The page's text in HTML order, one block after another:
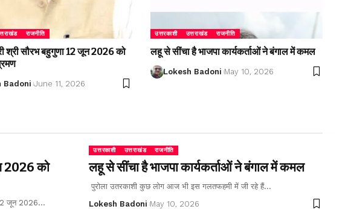
राजनीति
श्री सौरभ बहुगुणा 12 जून 2026 को
Badoni June 11, 2026
उत्तरकाशी उत्तराखंड राजनीति
लहू से सींचा है भाजपा कार्यकर्ताओं ने बंगाल में कमल
Lokesh Badoni May 10, 2026
2026 को
12 जून 2026…
उत्तरकाशी उत्तराखंड राजनीति
लहू से सींचा है भाजपा कार्यकर्ताओं ने बंगाल में कमल
पुरोला उतरकाशी कुछ लोग आज भी इस गलतफहमी में जी रहे हैं…
Lokesh Badoni May 10, 2026